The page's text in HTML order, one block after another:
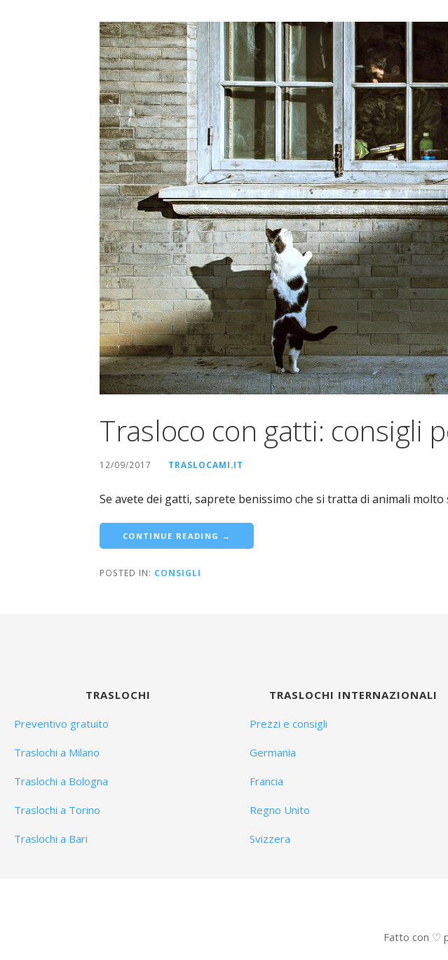
Trasloco con gatti: consigli
12/09/2017 TRASLOCAMI.IT
Se avete dei gatti, saprete benissimo che si tratta di animali
CONTINUE READING →
POSTED IN: CONSIGLI
TRASLOCHI
Preventivo gratuito
Traslochi a Milano
Traslochi a Bologna
Traslochi a Torino
Traslochi a Bari
TRASLOCHI INTERNAZIONALI
Prezzi e consigli
Germania
Francia
Regno Unito
Svizzera
Fatto con ♡